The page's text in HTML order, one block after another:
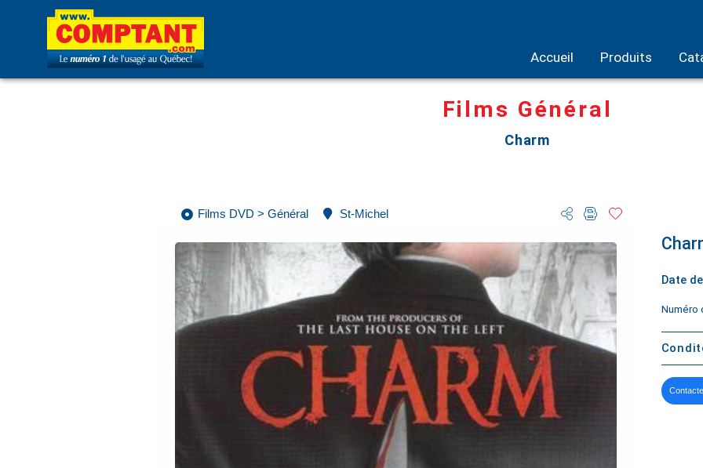
Accueil Produits
Films Général
Charm
Films DVD > Général St-Michel
Date
Numéro